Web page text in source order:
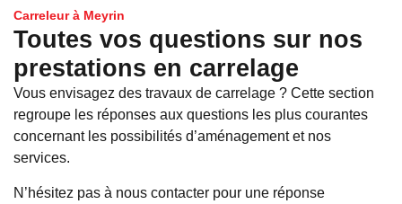
Carreleur à Meyrin
Toutes vos questions sur nos
prestations en carrelage
Vous envisagez des travaux de carrelage ? Cette section
regroupe les réponses aux questions les plus courantes
concernant les possibilités d’aménagement et nos
services.
N’hésitez pas à nous contacter pour une réponse